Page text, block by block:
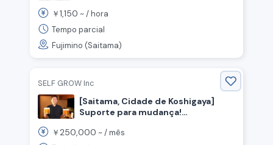
Kamifukuoka》
￥1,150 ~ /hora
Tempo parcial
Fujimino (Saitama)
SELF GROW Inc
[Saitama, Cidade de Koshigaya]
Suporte para mudança!
restaurante de ramen! Habilidade
￥250,000 ~ /mês